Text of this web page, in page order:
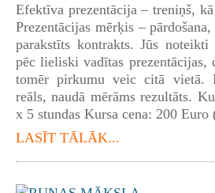
Efektīva prezentācija – treniņš,
Prezentācijas mērķis –
parakstīts kontrakts. Jūs
pēc lieliski vadītas prezentācijas,
tomēr pirkumu veic citā vietā.
reāls, naudā mērāms rezultāts.
x 5 stundas Kursa cena: 200 Euro
LASĪT TĀLĀK...